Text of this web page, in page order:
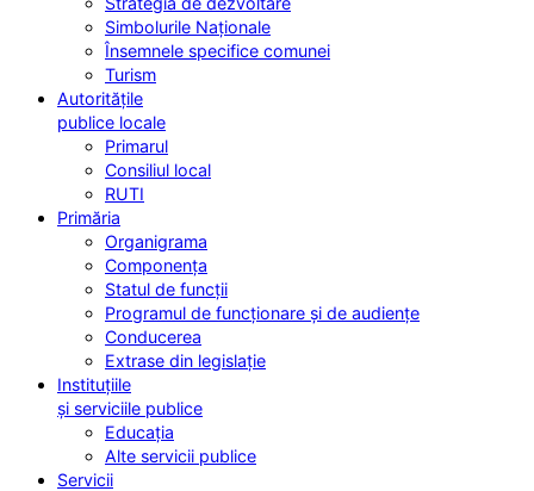
Simbolurile Naționale
Însemnele specifice comunei
Turism
Autoritățile
publice locale
Primarul
Consiliul local
RUTI
Primăria
Organigrama
Componența
Statul de funcții
Programul de funcționare și de audiențe
Conducerea
Extrase din legislație
Instituțiile
și serviciile publice
Educația
Alte servicii publice
Servicii